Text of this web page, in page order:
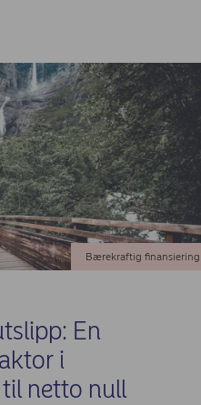
Bærekraftig finansiering
En
i
netto null